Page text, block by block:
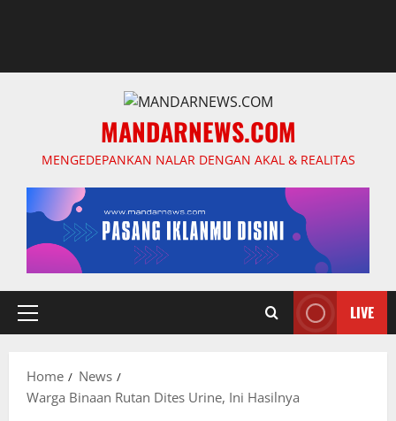
MANDARNEWS.COM
MENGEDEPANKAN NALAR DENGAN AKAL & REALITAS
Primary
LIVE
Home
News
Warga Binaan Rutan Dites Urine, Ini Hasilnya